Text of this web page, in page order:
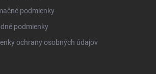
podmienky
podmienky
ochrany osobných údajov